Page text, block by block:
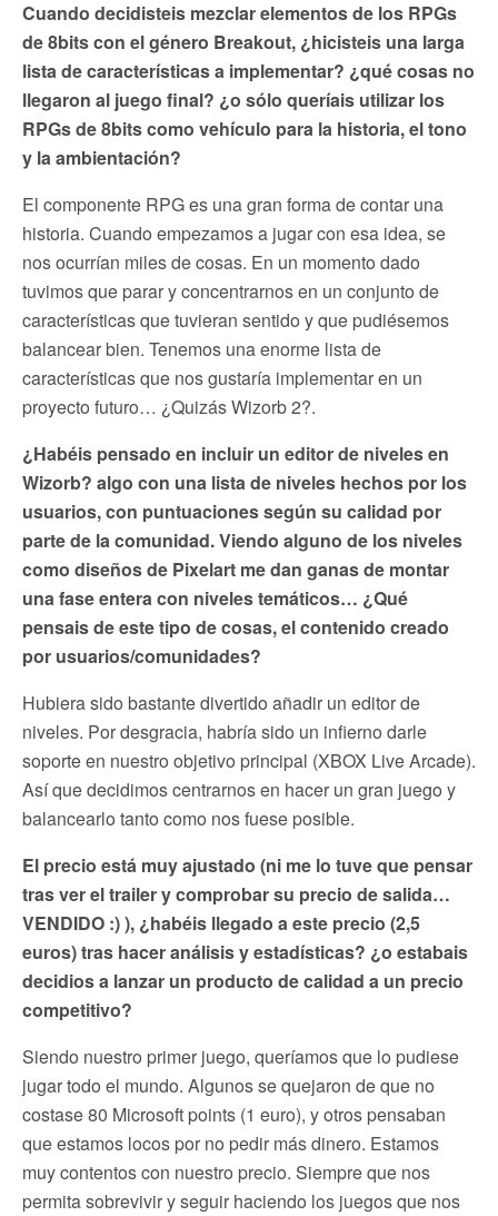
Cuando decidisteis mezclar elementos de los RPGs
de 8bits con el género Breakout, ¿hicisteis una larga
lista de características a implementar? ¿qué cosas no
llegaron al juego final? ¿o sólo queríais utilizar los
RPGs de 8bits como vehículo para la historia, el tono
y la ambientación?
El componente RPG es una gran forma de contar una
historia. Cuando empezamos a jugar con esa idea, se
nos ocurrían miles de cosas. En un momento dado
tuvimos que parar y concentrarnos en un conjunto de
características que tuvieran sentido y que pudiésemos
balancear bien. Tenemos una enorme lista de
características que nos gustaría implementar en un
proyecto futuro… ¿Quizás Wizorb 2?.
¿Habéis pensado en incluir un editor de niveles en
Wizorb? algo con una lista de niveles hechos por los
usuarios, con puntuaciones según su calidad por
parte de la comunidad. Viendo alguno de los niveles
como diseños de Pixelart me dan ganas de montar
una fase entera con niveles temáticos… ¿Qué
pensais de este tipo de cosas, el contenido creado
por usuarios/comunidades?
Hubiera sido bastante divertido añadir un editor de
niveles. Por desgracia, habría sido un infierno darle
soporte en nuestro objetivo principal (XBOX Live Arcade).
Así que decidimos centrarnos en hacer un gran juego y
balancearlo tanto como nos fuese posible.
El precio está muy ajustado (ni me lo tuve que pensar
tras ver el trailer y comprobar su precio de salida…
VENDIDO :) ), ¿habéis llegado a este precio (2,5
euros) tras hacer análisis y estadísticas? ¿o estabais
decidios a lanzar un producto de calidad a un precio
competitivo?
Siendo nuestro primer juego, queríamos que lo pudiese
jugar todo el mundo. Algunos se quejaron de que no
costase 80 Microsoft points (1 euro), y otros pensaban
que estamos locos por no pedir más dinero. Estamos
muy contentos con nuestro precio. Siempre que nos
permita sobrevivir y seguir haciendo los juegos que nos